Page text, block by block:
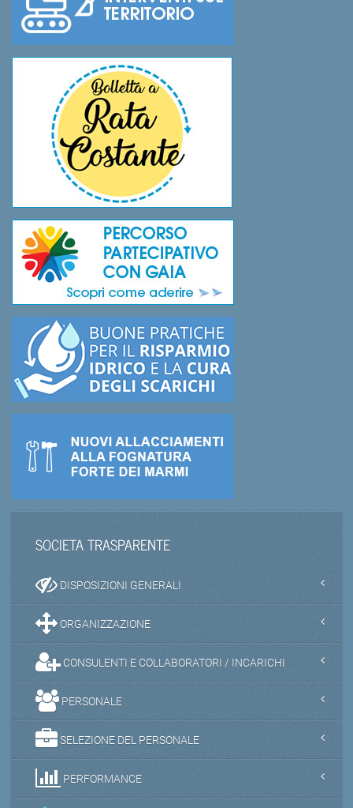
SOCIETA TRASPARENTE
DISPOSIZIONI GENERALI
ORGANIZZAZIONE
CONSULENTI E COLLABORATORI / INCARICHI
PERSONALE
SELEZIONE DEL PERSONALE
PERFORMANCE